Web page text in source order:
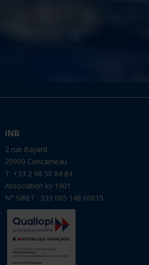
N° SIRET : 333 005 148 00015
INB Côte d'Azur
Port de Villefranche Darse